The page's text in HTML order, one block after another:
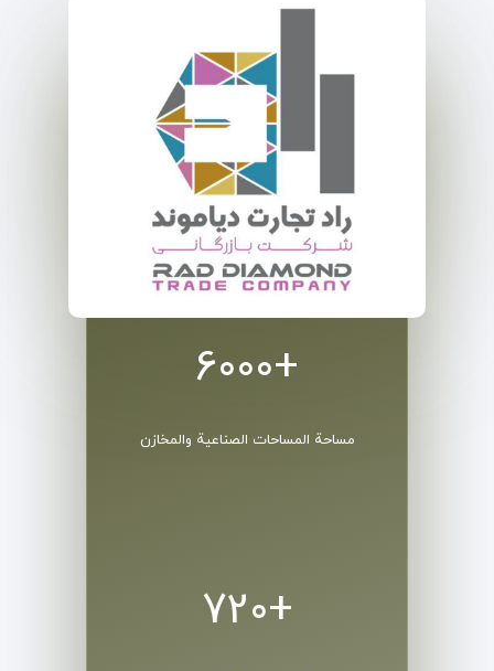
+6000
مساحة المساحات الصناعية والمخازن
+720